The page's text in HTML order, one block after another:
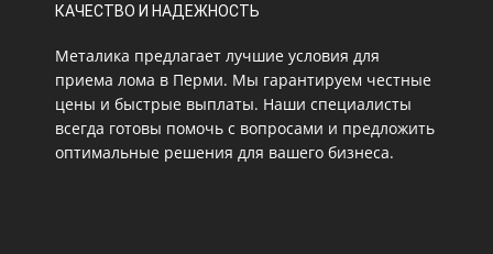
КАЧЕСТВО И НАДЕЖНОСТЬ
Металика предлагает лучшие условия для
приема лома в Перми. Мы гарантируем честные
цены и быстрые выплаты. Наши специалисты
всегда готовы помочь с вопросами и предложить
оптимальные решения для вашего бизнеса.